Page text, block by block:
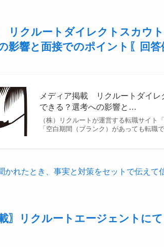
リクルートダイレクトスカウ
影響と面接でのポイント〖回答
メディア掲載 リクルートダイレ
できる？選考への影響と…
（株）リクルートが運営する転職サイ
「空白期間（ブランク）があっても転職
かれたとき、事実と対策をセットで伝えて
〗リクルートエージェントに